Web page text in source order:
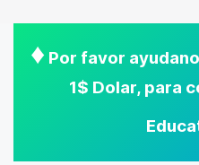
♦ Por favor
1$ Dolar, para